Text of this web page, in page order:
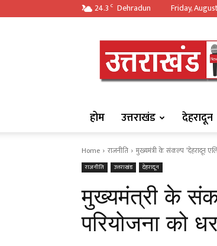
24.3 C Dehradun Friday,
https://
होम उत्तराखंड देहरादून
Home राजनीति मुख्यमंत्री के संकल्प ‘‘देहरादून
राजनीति उत्तराखंड देहरादून
मुख्यमंत्री के
परियोजना को